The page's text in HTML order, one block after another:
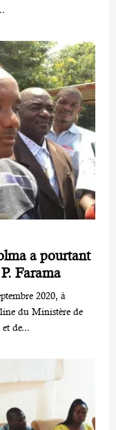
a pourtant
Farama
2020, à
du Ministère de
de...